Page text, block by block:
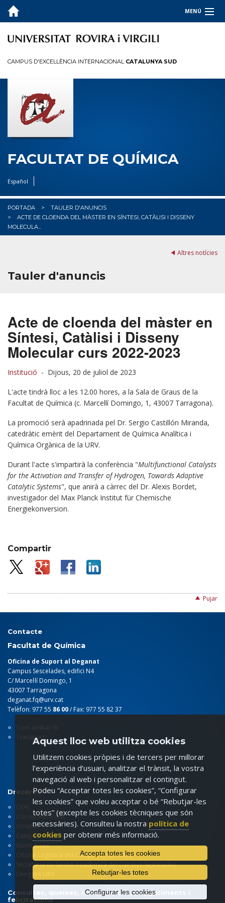
MENÚ
LA FACULTAT
QUALITAT
INFORMACIÓ PER A
R+D+I
CAMPUS D'EXCEL·LÈNCIA INTERNACIONAL CATALUNYA SUD
FACULTAT DE QUÍMICA
Español
PORTADA
TAULER D'ANUNCIS
ACTE DE CLOENDA DEL MÀSTER EN SÍNTESI, CATÀLISI I DISSENY
MOLECULA...
Altres notícies
Tauler d'anuncis
Acte de cloenda del màster en
Síntesi, Catàlisi i Disseny
Molecular curs 2022-2023
Institució - Dijous, 20 de juliol de 2023
L'acte tindrà lloc a les 12.00 hores, a la Sala de Graus de la
Facultat de Química (c. Marcel·lí Domingo, 1, 43007 Tarragona).
La promoció serà apadrinada pel Dr. Sergio Castillón Miranda,
catedràtic emèrit del Departament de Química Analítica i
Química Orgànica de la URV.
Durant l'acte s'impartirà la conferència "Multifunctional Catalysts
for the Activation and Transfer of Hydrogen, Towards Adaptive
Catalytic Systems", que anirà a càrrec del Dr. Alexis Bordet,
investigador del Max Planck Institut für Chemische
Energiekonversion.
Compartir
Pujar
Contacte
Facultat de Química
Oficina de Suport al Deganat
Campus Sescelades, edifici N4
C/ Marcel·lí Domingo, 1
43007 Tarragona
deganat.fq@urv.cat
Telèfon: 977 55 86 00/ Fax: 977 55 82 37
Com arribar-hi
Transport
Dreceres
CRAI
Correu electrònic
Intranet
Campus virtual
Normatives
Oficina Logística del Campus Sescelades
Secretaria de Gestió Acadèmica del Campus Sescelades
Llengües URV
Consultes, queixes, reclamacions, suggeriments i
felicitacions
Aquest lloc web utilitza cookies
Utilitzem cookies pròpies i de tercers per millorar
l’experiència d’usuari, analitzar el trànsit, la vostra
navegació al web i personalitzar el contingut.
Podeu “Acceptar totes les cookies”, “Configurar
les cookies” que voleu acceptar o bé “Rebutjar-les
totes” (excepte les cookies tècniques que són
necessàries). Consulteu la nostra política de
cookies per obtenir més informació.
Accepta totes les cookies
Rebutjar-les totes
Configurar les cookies